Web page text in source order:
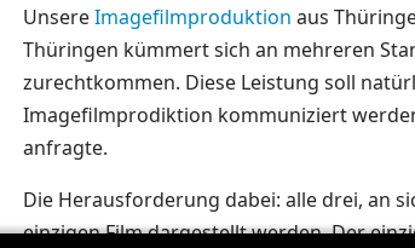
UnsereImagefilmproduktion aus
Thüringen kümmert sich an mehreren
zurechtkommen. Diese Leistung soll
Imagefilmprodiktion kommuniziert
anfragte.
Die Herausforderung dabei: alle drei, an
einzigen Film dargestellt werden. Der